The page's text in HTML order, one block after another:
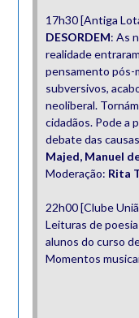
17h30 [Antiga
DESORDEM: As
realidade
pensamento pós-
subversivos,
neoliberal.
cidadãos. Pode a
debate das
Majed, Manuel
Moderação: Rita
22h00 [Clube
Leituras de
alunos do curso
Momentos